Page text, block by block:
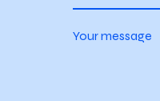
Your message